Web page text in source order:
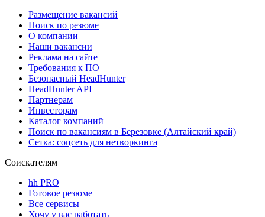
Размещение вакансий
Поиск по резюме
О компании
Наши вакансии
Реклама на сайте
Требования к ПО
Безопасный HeadHunter
HeadHunter API
Партнерам
Инвесторам
Каталог компаний
Поиск по вакансиям в Березовке (Алтайский край)
Сетка: соцсеть для нетворкинга
Соискателям
hh PRO
Готовое резюме
Все сервисы
Хочу у вас работать